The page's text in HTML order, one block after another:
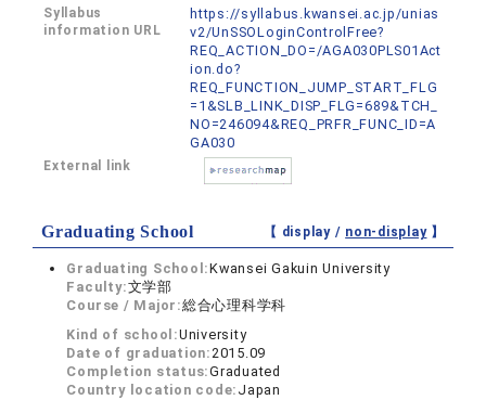
Syllabus
information URL
https://syllabus.kwansei.ac.jp/unias
v2/UnSSOLoginControlFree?
REQ_ACTION_DO=/AGA030PLS01Act
ion.do?
REQ_FUNCTION_JUMP_START_FLG
=1&SLB_LINK_DISP_FLG=689&TCH_
NO=246094&REQ_PRFR_FUNC_ID=A
GA030
External link
Graduating School 【 display / non-display】
Graduating School:Kwansei Gakuin University
Faculty:文学部
Course / Major:総合心理科学科
Kind of school:University
Date of graduation:2015.09
Completion status:Graduated
Country location code: Japan